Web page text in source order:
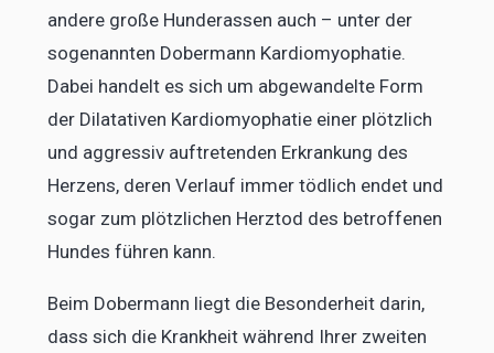
andere große Hunderassen auch – unter der
sogenannten Dobermann Kardiomyophatie.
Dabei handelt es sich um abgewandelte Form
der Dilatativen Kardiomyophatie einer plötzlich
und aggressiv auftretenden Erkrankung des
Herzens, deren Verlauf immer tödlich endet und
sogar zum plötzlichen Herztod des betroffenen
Hundes führen kann.
Beim Dobermann liegt die Besonderheit darin,
dass sich die Krankheit während Ihrer zweiten